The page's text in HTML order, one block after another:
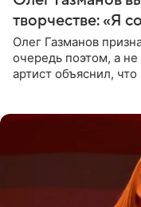
творчестве: «Я
Олег Газманов
очередь поэтом, а
артист объяснил,